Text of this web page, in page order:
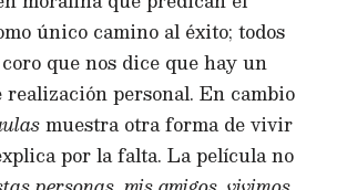
único camino al éxito; todos
que nos dice que hay un
realización personal. En cambio
muestra otra forma de vivir
por la falta. La película no